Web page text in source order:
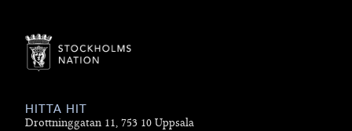
HITTA HIT
Drottninggatan 11, 753 10 Uppsala